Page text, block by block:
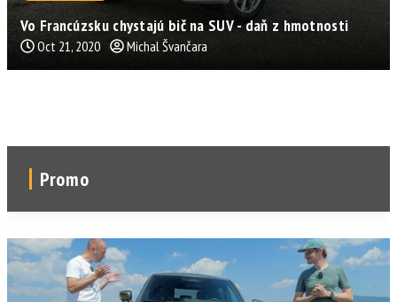
Vo Francúzsku chystajú bič na SUV - daň z hmotnosti
Oct 21, 2020 Michal Švančara
Promo